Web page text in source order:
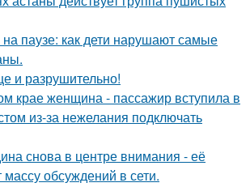
паузе: как дети нарушают самые
и разрушительно!
крае женщина - пассажир вступила в
из-за нежелания подключать
снова в центре внимания - её
обсуждений в сети.